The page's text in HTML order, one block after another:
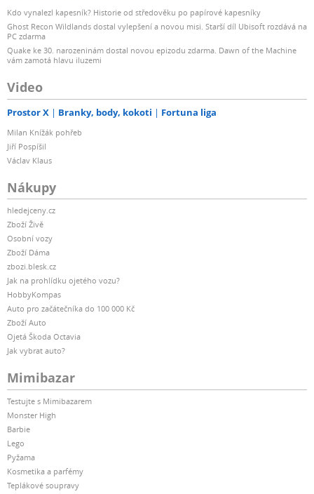
Kdo vynalezl kapesník? Historie od středověku po papírové kapesníky
Ghost Recon Wildlands dostal vylepšení a novou misi. Starší díl Ubisoft rozdává na
PC zdarma
Quake ke 30. narozeninám dostal novou epizodu zdarma. Dawn of the Machine
vám zamotá hlavu iluzemi
Video
Prostor X Branky, body, kokoti Fortuna liga
Milan Knížák pohřeb
Jiří Pospíšil
Václav Klaus
Nákupy
hledejceny.cz
Zboží Živě
Osobní vozy
Zboží Dáma
zbozi.blesk.cz
Jak na prohlídku ojetého vozu?
HobbyKompas
Auto pro začátečníka do 100 000 Kč
Zboží Auto
Ojetá Škoda Octavia
Jak vybrat auto?
Mimibazar
Testujte s Mimibazarem
Monster High
Barbie
Lego
Pyžama
Kosmetika a parfémy
Teplákové soupravy